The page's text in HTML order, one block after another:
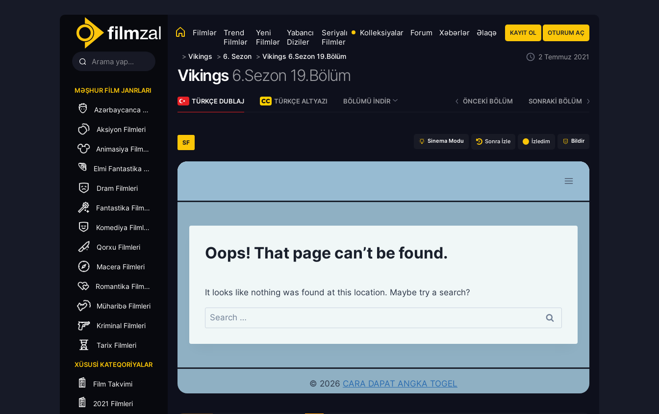
Filmlər
Trend
Filmlər
Yeni
Filmlər
Yabancı
Diziler
Seriyalı
Filmler
Kolleksiyalar Forum Xəbərlər Əlaqə KAYIT OL OTURUM AÇ
MƏŞHUR FILM JANRLARI
Azərbaycanca Dublaj
Aksiyon Filmleri
Animasiya Filmleri
Elmi Fantastika Filmleri
Dram Filmleri
Fantastika Filmleri
Komediya Filmleri
Qorxu Filmleri
Macera Filmleri
Romantika Filmleri
Müharibə Filmleri
Kriminal Filmleri
Tarix Filmleri
XÜSUSI KATEQORIYALAR
Film Takvimi
2021 Filmleri
> Vikings > 6. Sezon > Vikings 6.Sezon 19.Bölüm 2 Temmuz 2021
Vikings 6.Sezon 19.Bölüm
TÜRKÇE DUBLAJ TÜRKÇE ALTYAZI BÖLÜMÜ İNDIR ÖNCEKI BÖLÜM SONRAKI BÖLÜM
SF Sinema Modu Sonra İzle İzledim Bildir